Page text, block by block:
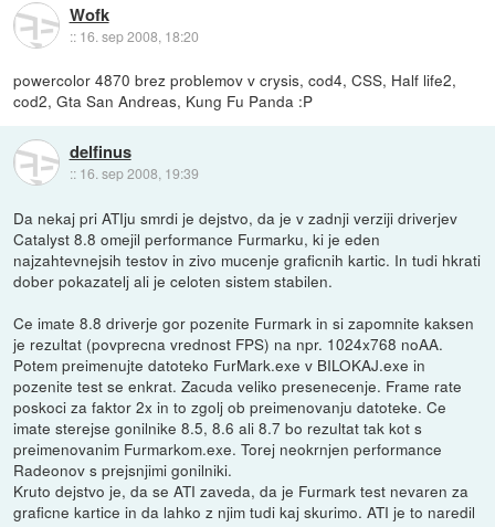
Wofk
:: 16. sep 2008, 18:20
powercolor 4870 brez problemov v crysis, cod4, CSS, Half life2,
cod2, Gta San Andreas, Kung Fu Panda :P
delfinus
:: 16. sep 2008, 19:39
Da nekaj pri ATIju smrdi je dejstvo, da je v zadnji verziji driverjev
Catalyst 8.8 omejil performance Furmarku, ki je eden
najzahtevnejsih testov in zivo mucenje graficnih kartic. In tudi hkrati
dober pokazatelj ali je celoten sistem stabilen.
Ce imate 8.8 driverje gor pozenite Furmark in si zapomnite kaksen
je rezultat (povprecna vrednost FPS) na npr. 1024x768 noAA.
Potem preimenujte datoteko FurMark.exe v BILOKAJ.exe in
pozenite test se enkrat. Zacuda veliko presenecenje. Frame rate
poskoci za faktor 2x in to zgolj ob preimenovanju datoteke. Ce
imate sterejse gonilnike 8.5, 8.6 ali 8.7 bo rezultat tak kot s
preimenovanim Furmarkom.exe. Torej neokrnjen performance
Radeonov s prejsnjimi gonilniki.
Kruto dejstvo je, da se ATI zaveda, da je Furmark test nevaren za
graficne kartice in da lahko z njim tudi kaj skurimo. ATI je to naredil